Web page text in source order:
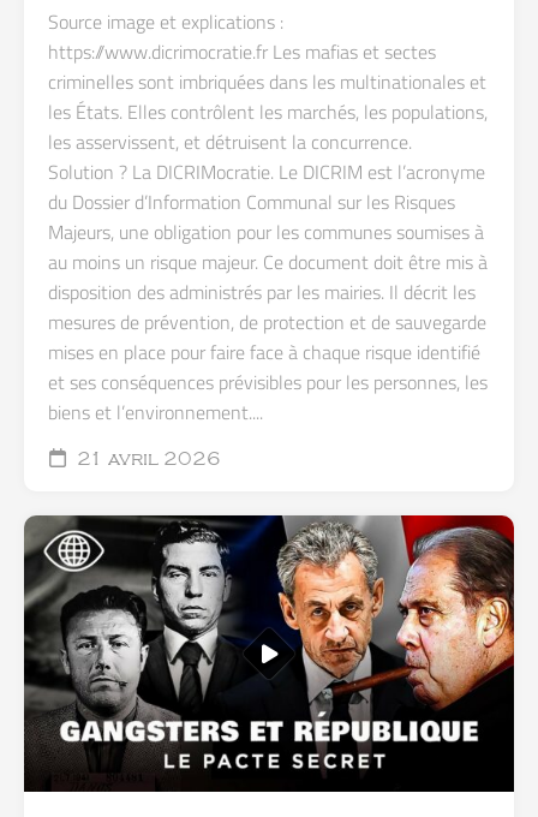
Source image et explications :
https://www.dicrimocratie.fr Les mafias et sectes
criminelles sont imbriquées dans les multinationales et
les États. Elles contrôlent les marchés, les populations,
les asservissent, et détruisent la concurrence.
Solution ? La DICRIMocratie. Le DICRIM est l’acronyme
du Dossier d’Information Communal sur les Risques
Majeurs, une obligation pour les communes soumises à
au moins un risque majeur. Ce document doit être mis à
disposition des administrés par les mairies. Il décrit les
mesures de prévention, de protection et de sauvegarde
mises en place pour faire face à chaque risque identifié
et ses conséquences prévisibles pour les personnes, les
biens et l’environnement....
21 avril 2026